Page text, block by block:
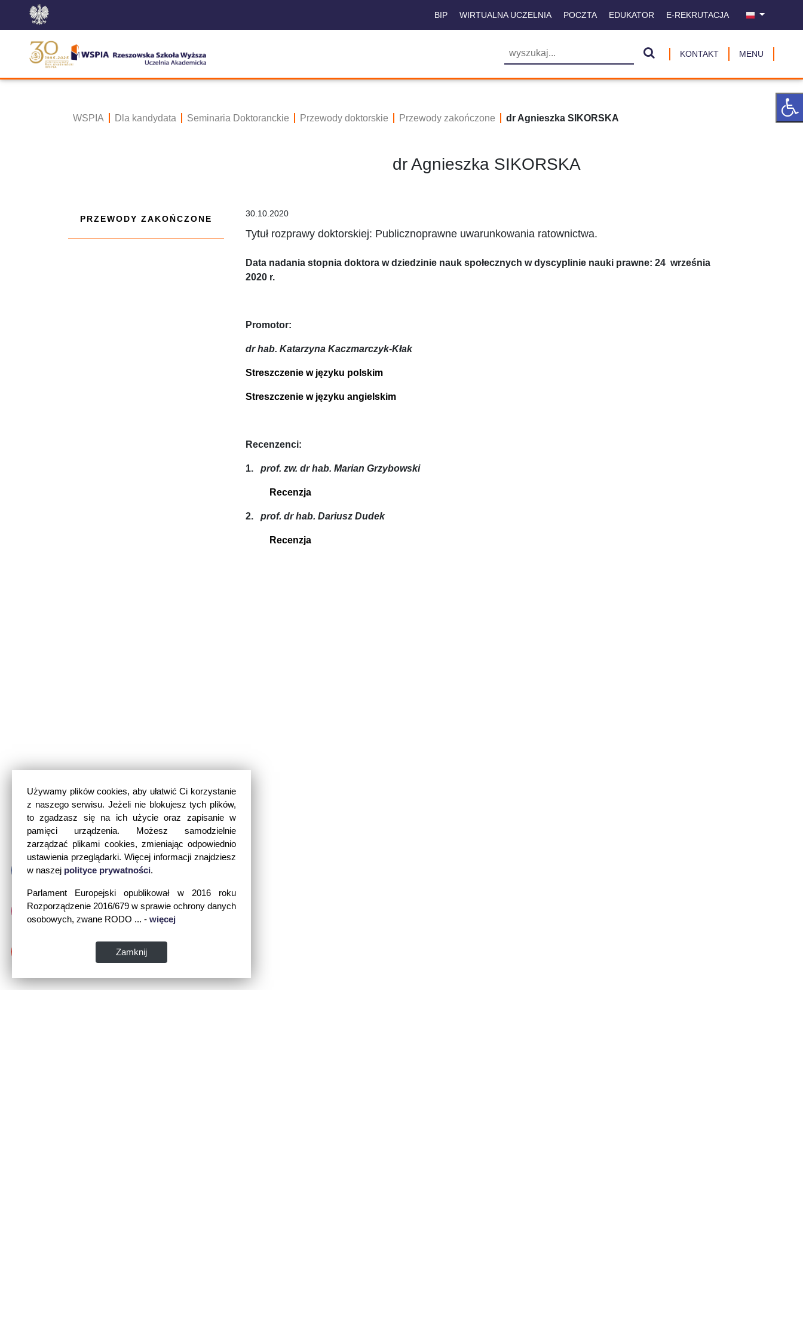
Używamy plików cookies, aby ułatwić Ci korzystanie
z naszego serwisu. Jeżeli nie blokujesz tych plików,
to zgadzasz się na ich użycie oraz zapisanie w
pamięci urządzenia. Możesz samodzielnie
zarządzać plikami cookies, zmieniając odpowiednio
ustawienia przeglądarki. Więcej informacji znajdziesz
w naszej polityce prywatności.
Parlament Europejski opublikował w 2016 roku
Rozporządzenie 2016/679 w sprawie ochrony danych
osobowych, zwane RODO ... - więcej
Zamknij
BIP WIRTUALNA UCZELNIA POCZTA EDUKATOR E-REKRUTACJA
KONTAKT MENU
WSPIA Dla kandydata Seminaria Doktoranckie Przewody doktorskie Przewody zakończone dr Agnieszka SIKORSKA
PRZEWODY ZAKOŃCZONE
dr Agnieszka SIKORSKA
30.10.2020
Tytuł rozprawy doktorskiej: Publicznoprawne uwarunkowania ratownictwa.
Data nadania stopnia doktora w dziedzinie nauk społecznych w dyscyplinie nauki prawne: 24 września
2020 r.
Promotor:
dr hab. Katarzyna Kaczmarczyk-Kłak
Streszczenie w języku polskim
Streszczenie w języku angielskim
Recenzenci:
1. prof. zw. dr hab. Marian Grzybowski
Recenzja
2. prof. dr hab. Dariusz Dudek
Recenzja